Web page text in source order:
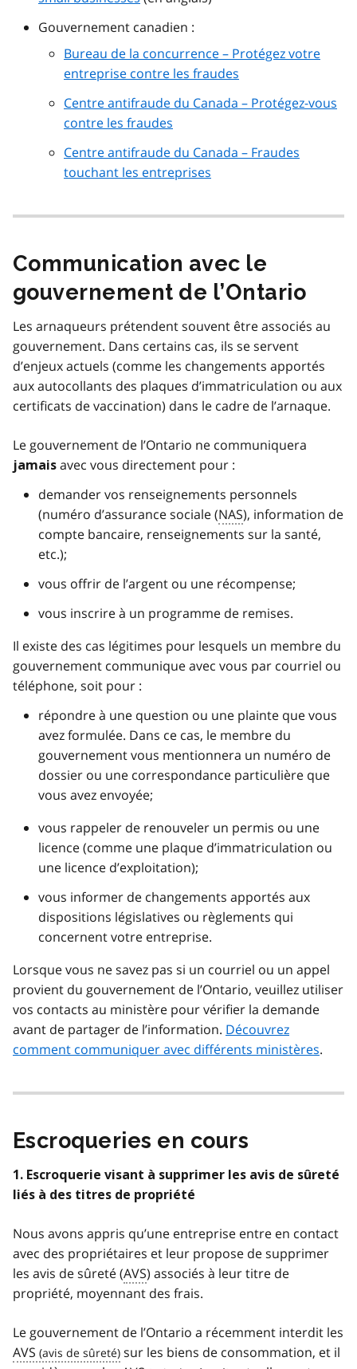
Gouvernement canadien :
Bureau de la concurrence – Protégez votre
entreprise contre les fraudes
Centre antifraude du Canada – Protégez-vous
contre les fraudes
Centre antifraude du Canada – Fraudes
touchant les entreprises
Communication avec le
gouvernement de l’Ontario
Les arnaqueurs prétendent souvent être associés au
gouvernement. Dans certains cas, ils se servent
d’enjeux actuels (comme les changements apportés
aux autocollants des plaques d’immatriculation ou aux
certificats de vaccination) dans le cadre de l’arnaque.
Le gouvernement de l’Ontario ne communiquera
jamais avec vous directement pour :
demander vos renseignements personnels
(numéro d’assurance sociale (NAS), information de
compte bancaire, renseignements sur la santé,
etc.);
vous offrir de l’argent ou une récompense;
vous inscrire à un programme de remises.
Il existe des cas légitimes pour lesquels un membre du
gouvernement communique avec vous par courriel ou
téléphone, soit pour :
répondre à une question ou une plainte que vous
avez formulée. Dans ce cas, le membre du
gouvernement vous mentionnera un numéro de
dossier ou une correspondance particulière que
vous avez envoyée;
vous rappeler de renouveler un permis ou une
licence (comme une plaque d’immatriculation ou
une licence d’exploitation);
vous informer de changements apportés aux
dispositions législatives ou règlements qui
concernent votre entreprise.
Lorsque vous ne savez pas si un courriel ou un appel
provient du gouvernement de l’Ontario, veuillez utiliser
vos contacts au ministère pour vérifier la demande
avant de partager de l’information. Découvrez
comment communiquer avec différents ministères.
Escroqueries en cours
1. Escroquerie visant à supprimer les avis de sûreté
liés à des titres de propriété
Nous avons appris qu’une entreprise entre en contact
avec des propriétaires et leur propose de supprimer
les avis de sûreté (AVS) associés à leur titre de
propriété, moyennant des frais.
Le gouvernement de l’Ontario a récemment interdit les
AVS
sur les biens de consommation, et il